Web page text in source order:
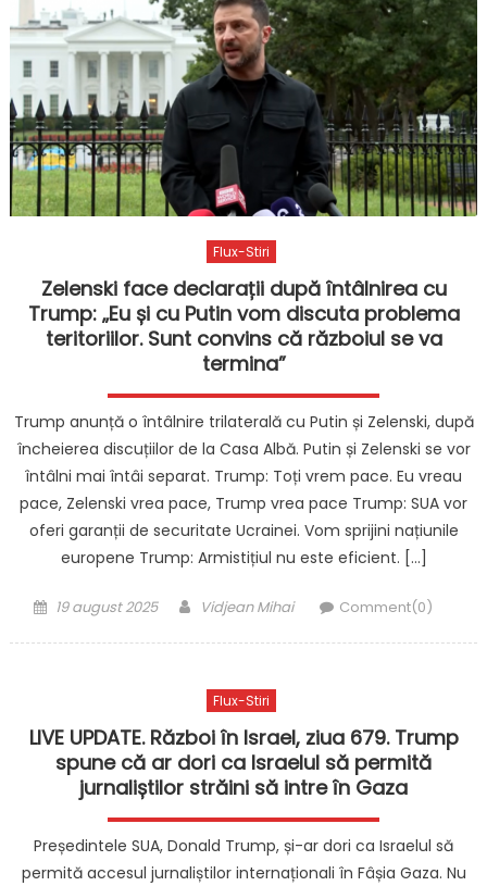
Flux-Stiri
Zelenski face declarații după întâlnirea cu
Trump: „Eu și cu Putin vom discuta problema
teritoriilor. Sunt convins că războiul se va
termina”
Trump anunță o întâlnire trilaterală cu Putin și Zelenski, după
încheierea discuțiilor de la Casa Albă. Putin și Zelenski se vor
întâlni mai întâi separat. Trump: Toți vrem pace. Eu vreau
pace, Zelenski vrea pace, Trump vrea pace Trump: SUA vor
oferi garanții de securitate Ucrainei. Vom sprijini națiunile
europene Trump: Armistițiul nu este eficient. […]
Posted
19 august 2025 Author
Vidjean Mihai Comment(0)
Flux-Stiri
LIVE UPDATE. Război în Israel, ziua 679. Trump
spune că ar dori ca Israelul să permită
jurnaliștilor străini să intre în Gaza
Președintele SUA, Donald Trump, și-ar dori ca Israelul să
permită accesul jurnaliștilor internaționali în Fâșia Gaza. Nu